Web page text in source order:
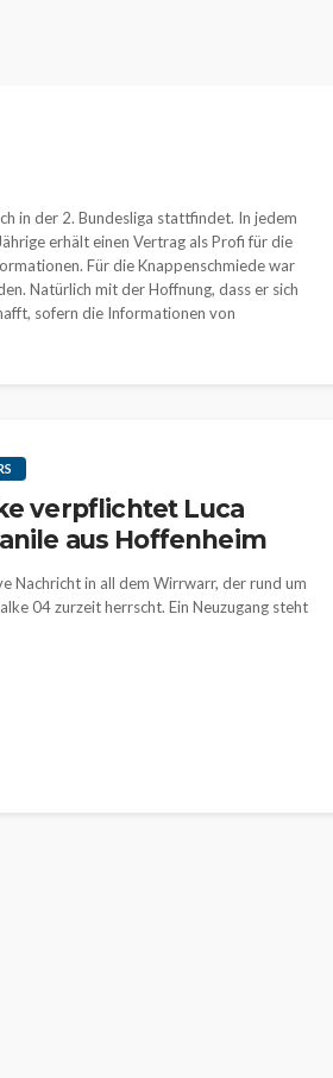
in der 2. Bundesliga stattfindet. In jedem
erhält einen Vertrag als Profi für die
Für die Knappenschmiede war
Natürlich mit der Hoffnung, dass er sich
sofern die Informationen von
verpflichtet Luca
aus Hoffenheim
Nachricht in all dem Wirrwarr, der rund um
04 zurzeit herrscht. Ein Neuzugang steht